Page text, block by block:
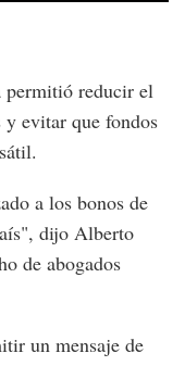
permitió reducir el
y evitar que fondos
a los bonos de
dijo Alberto
de abogados
un mensaje de